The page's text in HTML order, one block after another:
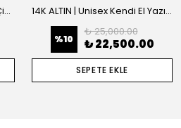
14K ALTIN | Unisex İstediğini Çizdir Kolye 14K ALTIN | Unisex Kendi El Yazın ile İstediğini Yazdır Plaka Kolye
%10
₺ 25,000.00
₺ 22,500.00
SEPETE EKLE